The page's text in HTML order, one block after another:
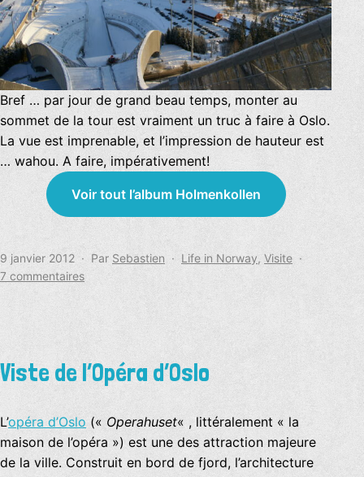
Bref … par jour de grand beau temps, monter au
sommet de la tour est vraiment un truc à faire à Oslo.
La vue est imprenable, et l’impression de hauteur est
… wahou. A faire, impérativement!
Voir tout l’album Holmenkollen
Publié
le
9 janvier 2012 Par Sebastien
Catégorisé
Life in Norway, Visite
7 commentairessur
Viste de l’Opéra d’Oslo
L’opéra d’Oslo (« Operahuset« , littéralement « la
maison de l’opéra ») est une des attraction majeure
de la ville. Construit en bord de fjord, l’architecture